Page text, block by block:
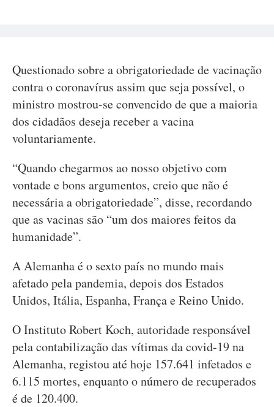
Questionado sobre a obrigatoriedade de vacinação
contra o coronavírus assim que seja possível, o
ministro mostrou-se convencido de que a maioria
dos cidadãos deseja receber a vacina
voluntariamente.
“Quando chegarmos ao nosso objetivo com
vontade e bons argumentos, creio que não é
necessária a obrigatoriedade”, disse, recordando
que as vacinas são “um dos maiores feitos da
humanidade”.
A Alemanha é o sexto país no mundo mais
afetado pela pandemia, depois dos Estados
Unidos, Itália, Espanha, França e Reino Unido.
O Instituto Robert Koch, autoridade responsável
pela contabilização das vítimas da covid-19 na
Alemanha, registou até hoje 157.641 infetados e
6.115 mortes, enquanto o número de recuperados
é de 120.400.